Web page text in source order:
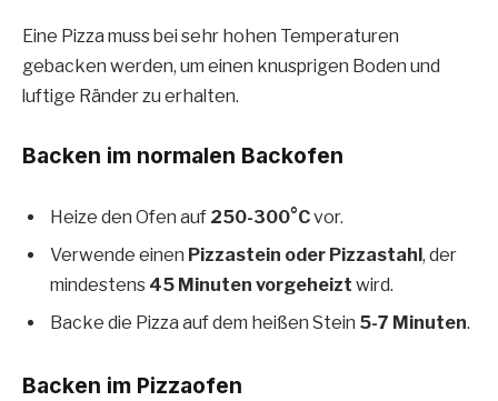
Eine Pizza muss bei sehr hohen Temperaturen
gebacken werden, um einen knusprigen Boden und
luftige Ränder zu erhalten.
Backen im normalen Backofen
Heize den Ofen auf 250-300°Cvor.
Verwende einen Pizzastein oder Pizzastahl , der
mindestens 45 Minuten vorgeheizt wird.
Backe die Pizza auf dem heißen Stein 5-7 Minuten.
Backen im Pizzaofen